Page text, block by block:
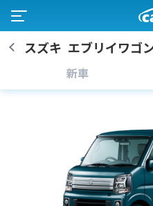
スズキ エブリイワゴ
新車